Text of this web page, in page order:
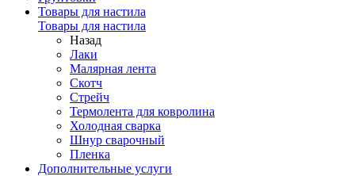
Товары для настила
Товары для настила
Назад
Лаки
Малярная лента
Скотч
Стрейч
Термолента для ковролина
Холодная сварка
Шнур сварочный
Пленка
Дополнительные услуги